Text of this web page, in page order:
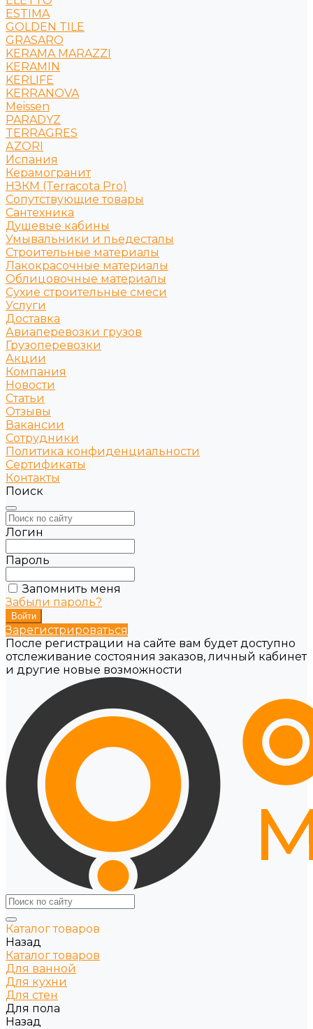
ESTIMA
GOLDEN TILE
GRASARO
KERAMA MARAZZI
KERAMIN
KERLIFE
KERRANOVA
Meissen
PARADYZ
TERRAGRES
АZORI
Испания
Керамогранит
НЗКМ (Terracota Pro)
Сопутствующие товары
Сантехника
Душевые кабины
Умывальники и пьедесталы
Строительные материалы
Лакокрасочные материалы
Облицовочные материалы
Сухие строительные смеси
Услуги
Доставка
Авиаперевозки грузов
Грузоперевозки
Акции
Компания
Новости
Статьи
Отзывы
Вакансии
Сотрудники
Политика конфиденциальности
Сертификаты
Контакты
Поиск
Логин
Пароль
Запомнить меня
Забыли пароль?
Зарегистрироваться
После регистрации на сайте вам будет доступно
отслеживание состояния заказов, личный кабинет
и другие новые возможности
Каталог товаров
Назад
Каталог товаров
Для ванной
Для кухни
Для стен
Для пола
Назад